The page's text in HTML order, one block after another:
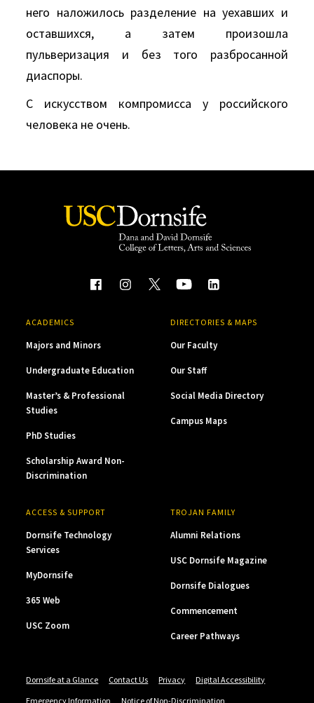
него наложилось разделение на уехавших и
оставшихся, а затем произошла
пульверизация и без того разбросанной
диаспоры.
С искусством компромисса у российского
человека не очень.
ACADEMICS
Majors and Minors
Undergraduate Education
Master’s & Professional
Studies
PhD Studies
Scholarship Award Non-
Discrimination
DIRECTORIES & MAPS
Our Faculty
Our Staff
Social Media Directory
Campus Maps
ACCESS & SUPPORT
Dornsife Technology
Services
MyDornsife
365 Web
USC Zoom
TROJAN FAMILY
Alumni Relations
USC Dornsife Magazine
Dornsife Dialogues
Commencement
Career Pathways
Dornsife at a Glance Contact Us Privacy
Digital Accessibility
Emergency Information
Notice of Non-Discrimination